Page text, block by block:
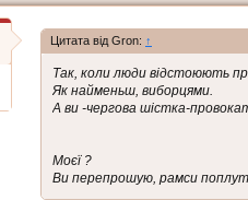
Цитата від Gron: ↑
Так, коли люди відстоюють
Як найменьш, виборцями.
А ви -чергова шістка-
Моєї ?
Ви перепрошую, рамси